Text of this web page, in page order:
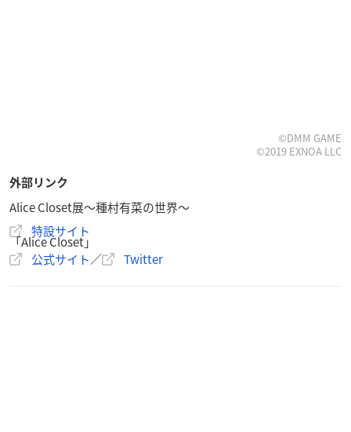
©DMM GAME
©2019 EXNOA LLC
外部リンク
Alice Closet展～種村有菜の世界～
特設サイト
「Alice Closet」
公式サイト／ Twitter